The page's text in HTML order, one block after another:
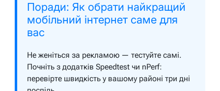
Поради: Як обрати найкращий
мобільний інтернет саме для
вас
Не женіться за рекламою — тестуйте самі.
Почніть з додатків Speedtest чи nPerf:
перевірте швидкість у вашому районі три дні